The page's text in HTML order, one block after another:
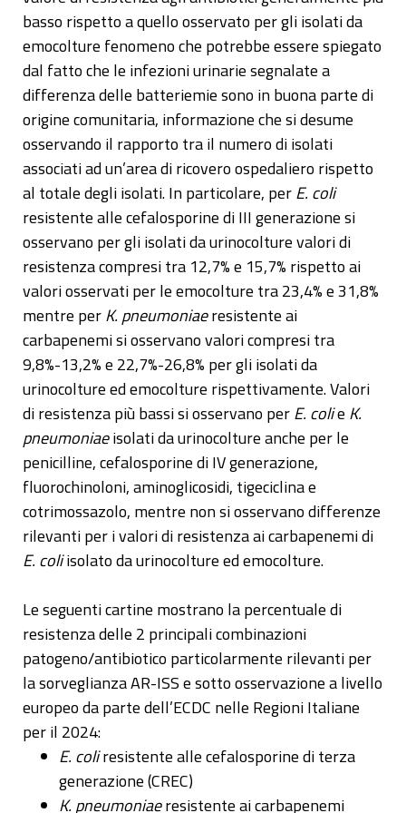
basso rispetto a quello osservato per gli isolati da
emocolture fenomeno che potrebbe essere spiegato
dal fatto che le infezioni urinarie segnalate a
differenza delle batteriemie sono in buona parte di
origine comunitaria, informazione che si desume
osservando il rapporto tra il numero di isolati
associati ad un’area di ricovero ospedaliero rispetto
al totale degli isolati. In particolare, perE. coli
resistente alle cefalosporine di III generazione si
osservano per gli isolati da urinocolture valori di
resistenza compresi tra 12,7% e 15,7% rispetto ai
valori osservati per le emocolture tra 23,4% e 31,8%
mentre perK. pneumoniaeresistente ai
carbapenemi si osservano valori compresi tra
9,8%-13,2% e 22,7%-26,8% per gli isolati da
urinocolture ed emocolture rispettivamente. Valori
di resistenza più bassi si osservano perE. colie K.
pneumoniaeisolati da urinocolture anche per le
penicilline, cefalosporine di IV generazione,
fluorochinoloni, aminoglicosidi, tigeciclina e
cotrimossazolo, mentre non si osservano differenze
rilevanti per i valori di resistenza ai carbapenemi di
E. coliisolato da urinocolture ed emocolture.
Le seguenti cartine mostrano la percentuale di
resistenza delle 2 principali combinazioni
patogeno/antibiotico particolarmente rilevanti per
la sorveglianza AR-ISS e sotto osservazione a livello
europeo da parte dell’ECDC nelle Regioni Italiane
per il 2024:
E. coliresistente alle cefalosporine di terza
generazione (CREC)
K. pneumoniaeresistente ai carbapenemi